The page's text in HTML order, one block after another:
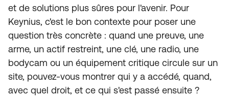
et de solutions plus sûres pour l'avenir. Pour
Keynius, c'est le bon contexte pour poser une
question très concrète : quand une preuve, une
arme, un actif restreint, une clé, une radio, une
bodycam ou un équipement critique circule sur un
site, pouvez-vous montrer qui y a accédé, quand,
avec quel droit, et ce qui s'est passé ensuite ?